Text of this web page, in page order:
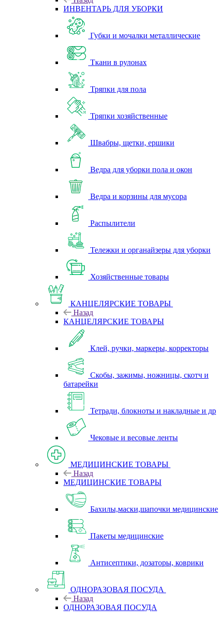
ИНВЕНТАРЬ ДЛЯ УБОРКИ
Губки и мочалки металлические
Ткани в рулонах
Тряпки для пола
Тряпки хозяйственные
Швабры, щетки, ершики
Ведра для уборки пола и окон
Ведра и корзины для мусора
Распылители
Тележки и органайзеры для уборки
Хозяйственные товары
КАНЦЕЛЯРСКИЕ ТОВАРЫ
Назад
КАНЦЕЛЯРСКИЕ ТОВАРЫ
Клей, ручки, маркеры, корректоры
Скобы, зажимы, ножницы, скотч и
батарейки
Тетради, блокноты и накладные и др
Чековые и весовые ленты
МЕДИЦИНСКИЕ ТОВАРЫ
Назад
МЕДИЦИНСКИЕ ТОВАРЫ
Бахилы,маски,шапочки медицинские
Пакеты медицинские
Антисептики, дозаторы, коврики
ОДНОРАЗОВАЯ ПОСУДА
Назад
ОДНОРАЗОВАЯ ПОСУДА